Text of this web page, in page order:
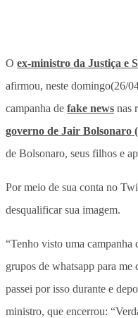
O ex-ministro da Justiça e
afirmou, neste domingo(26/
campanha de fake news nas
governo de Jair Bolsonaro
de Bolsonaro, seus filhos e
Por meio de sua conta no
desqualificar sua imagem.
“Tenho visto uma campanha
grupos de whatsapp para
passei por isso durante e
ministro, que encerrou: